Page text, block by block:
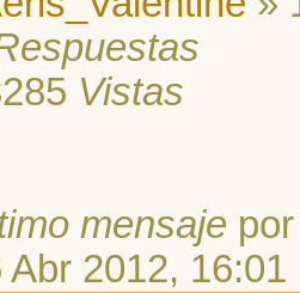
Vistas
mensaje
Abr 2012, 16:01